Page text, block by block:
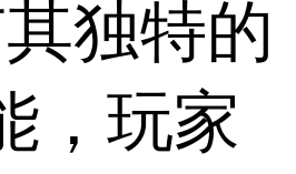
独特的
，玩家